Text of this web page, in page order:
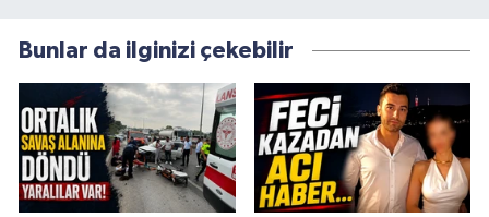
Bunlar da ilginizi çekebilir